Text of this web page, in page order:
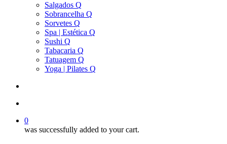
Salgados Q
Sobrancelha Q
Sorvetes Q
Spa | Estética Q
Sushi Q
Tabacaria Q
Tatuagem Q
Yoga | Pilates Q
0
was successfully added to your cart.